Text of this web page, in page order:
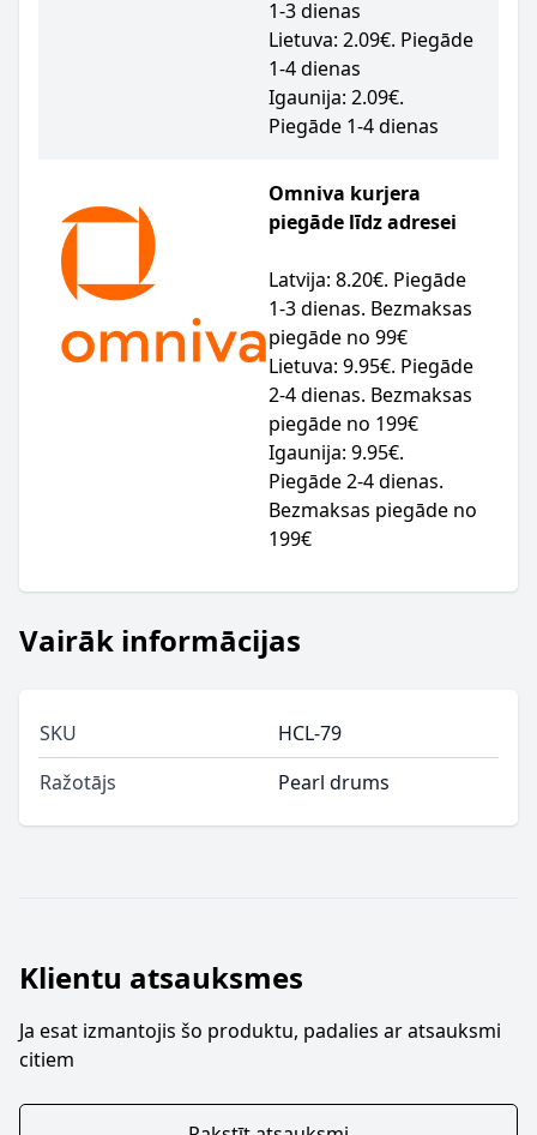
1-3 dienas
Lietuva: 2.09€. Piegāde
1-4 dienas
Igaunija: 2.09€.
Piegāde 1-4 dienas
Omniva kurjera
piegāde līdz adresei
Latvija: 8.20€. Piegāde
1-3 dienas. Bezmaksas
piegāde no 99€
Lietuva: 9.95€. Piegāde
2-4 dienas. Bezmaksas
piegāde no 199€
Igaunija: 9.95€.
Piegāde 2-4 dienas.
Bezmaksas piegāde no
199€
Vairāk informācijas
SKU
HCL-79
Ražotājs
Pearl drums
Klientu atsauksmes
Ja esat izmantojis šo produktu, padalies ar atsauksmi
citiem